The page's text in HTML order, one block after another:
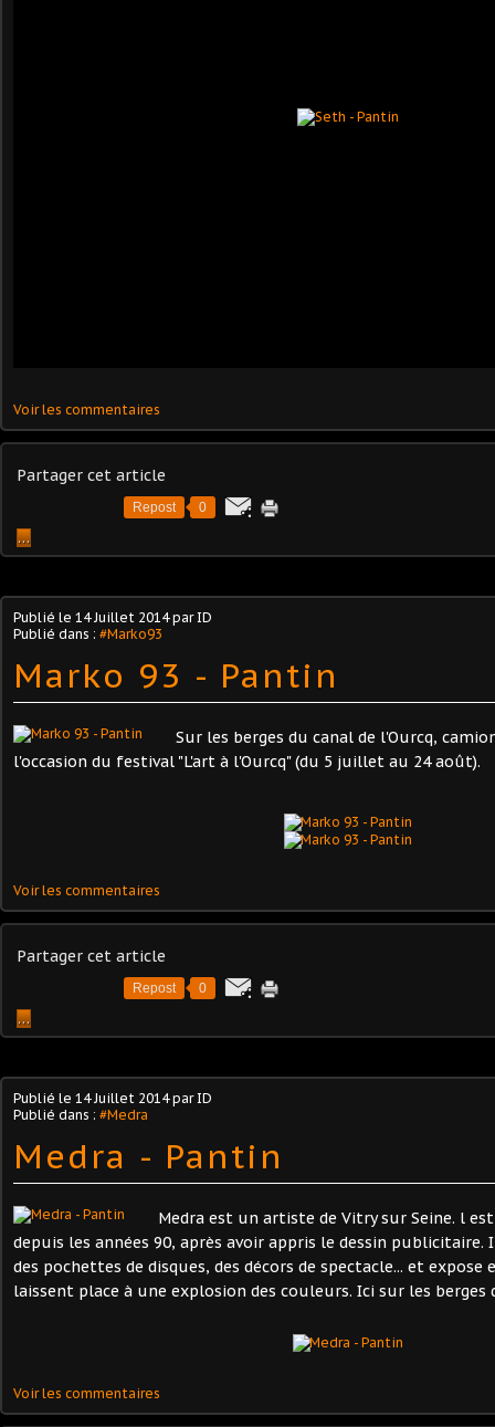
Voir les commentaires
Partager cet article
Repost 0
…
Publié le 14 Juillet 2014par ID
Publié dans : #Marko93
Marko 93 - Pantin
Sur les berges du canal de l'Ourcq,
l'occasion du festival "L'art à l'Ourcq" (du 5 juillet au 24 août).
Voir les commentaires
Partager cet article
Repost 0
…
Publié le 14 Juillet 2014par ID
Publié dans : #Medra
Medra - Pantin
Medra est un artiste de Vitry sur Seine. l
depuis les années 90, après avoir appris le dessin publicitaire.
des pochettes de disques, des décors de spectacle... et expose
laissent place à une explosion des couleurs. Ici sur les berges
Voir les commentaires